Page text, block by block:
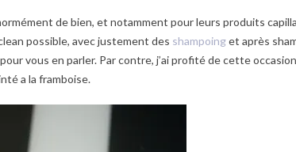
de bien, et notamment pour leurs produits
possible, avec justement des shampoinget après
vous en parler. Par contre, j’ai profité de cette
a la framboise.